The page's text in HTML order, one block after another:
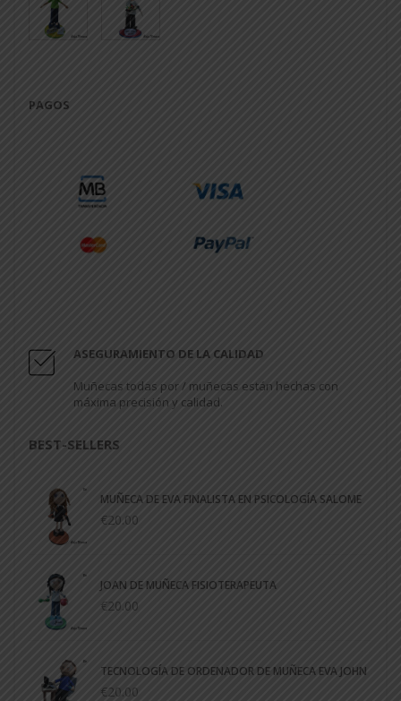
PAGOS
ASEGURAMIENTO DE LA CALIDAD
Muñecas todas por / muñecas están hechas con
máxima precisión y calidad.
BEST-SELLERS
MUÑECA DE EVA FINALISTA EN PSICOLOGÍA SALOME
€20.00
JOAN DE MUÑECA FISIOTERAPEUTA
€20.00
TECNOLOGÍA DE ORDENADOR DE MUÑECA EVA JOHN
€20.00